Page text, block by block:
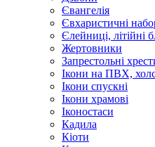
Євангелія
Євхаристичні
Єлейниці, літійні
Жертовники
Запрестольні
Ікони на ПВХ,
Ікони спускні
Ікони храмові
Іконостаси
Кадила
Кіоти